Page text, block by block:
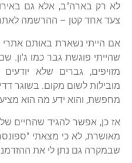
לא רק בארה"ב, אלא גם
צעד אחד קטן – ההרשמה
אם הייתי נשארת באותם אתרי
שהייתי פוגשת גבר כמו ג'ון.
מזויפים, גברים שלא
מובילות לשום מקום. בשוגר
מחפשת, והוא ידע מה הוא
אז כן, אפשר להגיד שהחיים
מאושרת, לא כי מצאתי
שבמקרה גם נתן לי את